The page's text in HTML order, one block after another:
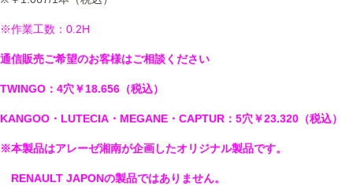
作業事例
保険
※作業工数： 0.2H
通信販売ご希望のお客様はご相談ください
TWINGO： 4穴￥18.656（税込）
KANGOO・ LUTECIA・ MEGANE・ CAPTUR： 5穴￥23.320（税込）
※本製品はアレーゼ湘南が企画したオリジナル製品です。
RENAULT JAPONの製品ではありません。